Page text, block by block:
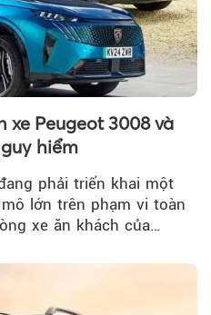
xe Peugeot 3008 và
hiểm
phải triển khai một
lớn trên phạm vi toàn
xe ăn khách của